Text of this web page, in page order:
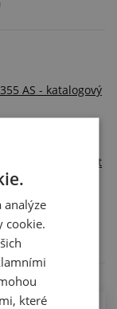
AS - katalogový
AS - UL94V test
analýze
cookie.
které